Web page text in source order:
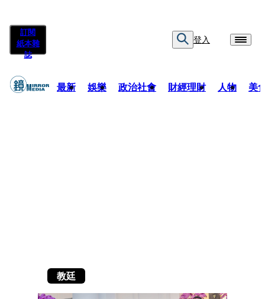
訂閱
紙本雜
誌
登入
最新 娛樂 政治社會 財經理財 人物 美
教廷